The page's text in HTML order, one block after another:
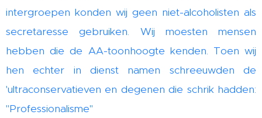
intergroepen konden wij geen niet-alcoholisten als
secretaresse gebruiken. Wij moesten mensen
hebben die de AA-toonhoogte kenden. Toen wij
hen echter in dienst namen schreeuwden de
'ultraconservatieven en degenen die schrik hadden:
"Professionalisme"